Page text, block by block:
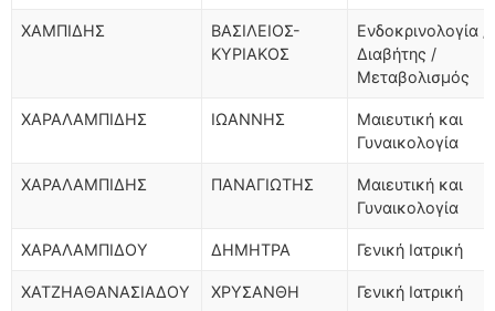
ΧΑΜΠΙΔΗΣ
ΒΑΣΙΛΕΙΟΣ-
ΚΥΡΙΑΚΟΣ
Ενδοκρινολογία /
Διαβήτης /
Μεταβολισμός
ΧΑΡΑΛΑΜΠΙΔΗΣ ΙΩΑΝΝΗΣ
Μαιευτική και
Γυναικολογία
ΧΑΡΑΛΑΜΠΙΔΗΣ ΠΑΝΑΓΙΩΤΗΣ
Μαιευτική και
Γυναικολογία
ΧΑΡΑΛΑΜΠΙΔΟΥ ΔΗΜΗΤΡΑ Γενική Ιατρική
ΧΑΤΖΗΑΘΑΝΑΣΙΑΔΟΥ ΧΡΥΣΑΝΘΗ Γενική Ιατρική